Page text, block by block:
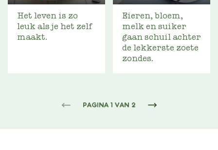
Het leven is zo
leuk als je het zelf
maakt.
Eieren, bloem,
melk en suiker
gaan schuil achter
de lekkerste zoete
zondes.
PAGINA 1 VAN 2
NEXT